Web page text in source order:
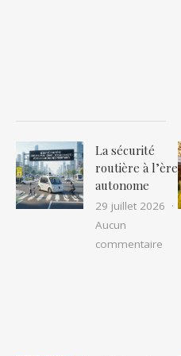
La sécurité
routière à l’ère
autonome
29 juillet 2026
Aucun
commentaire